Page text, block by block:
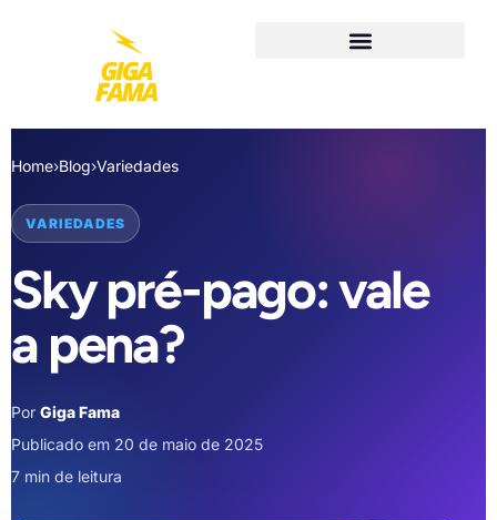
Home›Blog›Variedades
VARIEDADES
Sky pré-pago: vale
a pena?
Por Giga Fama
Publicado em 20 de maio de 2025
7 min de leitura